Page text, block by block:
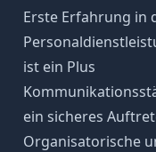
Erste Erfahrung in
ist ein Plus
ein sicheres
Organisatorische